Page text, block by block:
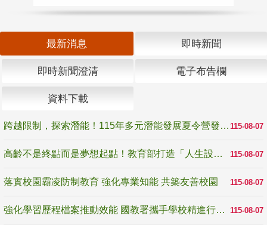
最新消息 即時新聞
即時新聞澄清 電子布告欄
資料下載
115-08-07
跨越限制，探索潛能！115年多元潛能發展夏令營發掘生命無限可能
115-08-07
高齡不是終點而是夢想起點！教育部打造「人生設計夢工場」 參展第3屆高齡健康產業博覽會
115-08-07
落實校園霸凌防制教育 強化專業知能 共築友善校園
115-08-07
強化學習歷程檔案推動效能 國教署攜手學校精進行政與教學支持